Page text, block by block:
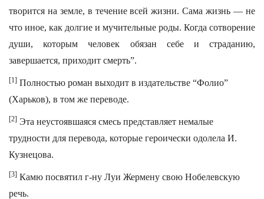
творится на земле, в течение всей жизни. Сама жизнь — не
что иное, как долгие и мучительные роды. Когда сотворение
души, которым человек обязан себе и страданию,
завершается, приходит смерть”.
[1] Полностью роман выходит в издательстве “Фолио”
(Харьков), в том же переводе.
[2] Эта неустоявшаяся смесь представляет немалые
трудности для перевода, которые героически одолела И.
Кузнецова.
[3] Камю посвятил г-ну Луи Жермену свою Нобелевскую
речь.